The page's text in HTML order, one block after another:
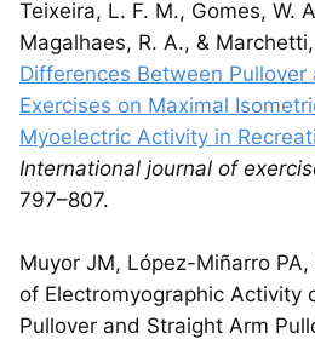
Teixeira, L. F. M., Gomes, W.
Magalhaes, R. A., &
Differences Between Pullover
Exercises on Maximal
Myoelectric Activity in
International journal of
797–807.
Muyor JM, López-Miñarro
of Electromyographic Activity
Pullover and Straight Arm